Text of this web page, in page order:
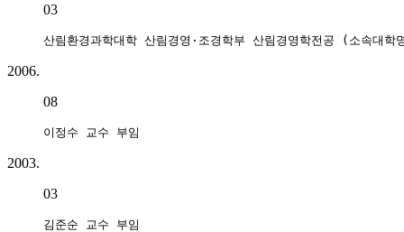
03
산림환경과학대학 산림경영·조경학부 산림경영학전공 (소속대학
2006.
08
이정수 교수 부임
2003.
03
김준순 교수 부임